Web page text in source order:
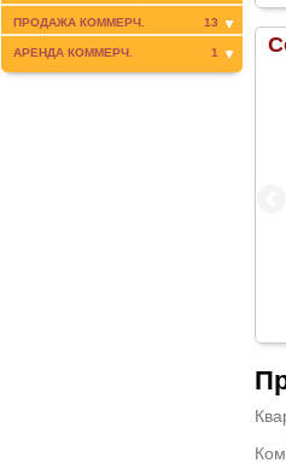
ПРОДАЖА КОММЕРЧ. 13
АРЕНДА КОММЕРЧ. 1